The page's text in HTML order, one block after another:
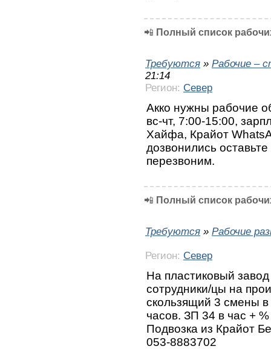
📲 Полный список
Требуются » Рабочие –
21:14
Регион: Север
Акко нужны рабочие
вс-чт, 7:00-15:00,
Хайфа, Крайот
дозвонились
перезвоним.
📲 Полный список
Требуются » Рабочие
Регион: Север
На пластиковый
сотрудники/цы на
скользящий 3 смены
часов. ЗП 34 в час +
Подвозка из Крайот
053-8883702